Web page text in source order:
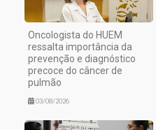
Oncologista do HUEM
ressalta importância da
prevenção e diagnóstico
precoce do câncer de
pulmão
03/08/2026